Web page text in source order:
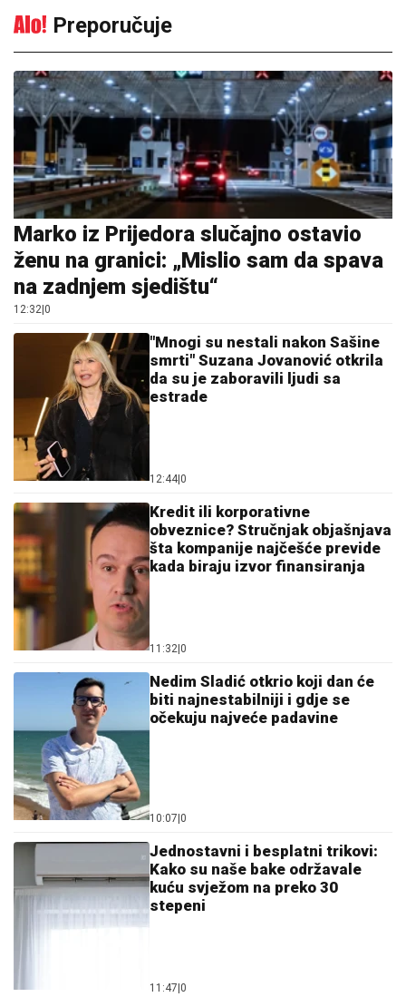
Preporučuje
Marko iz Prijedora slučajno ostavio
ženu na granici: „Mislio sam da spava
na zadnjem sjedištu“
12:32 0
"Mnogi su nestali nakon Sašine
smrti" Suzana Jovanović otkrila
da su je zaboravili ljudi sa
estrade
12:44 0
Kredit ili korporativne
obveznice? Stručnjak objašnjava
šta kompanije najčešće previde
kada biraju izvor finansiranja
11:32 0
Nedim Sladić otkrio koji dan će
biti najnestabilniji i gdje se
očekuju najveće padavine
10:07 0
Jednostavni i besplatni trikovi:
Kako su naše bake održavale
kuću svježom na preko 30
stepeni
11:47 0